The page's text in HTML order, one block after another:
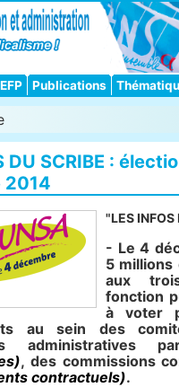
Publications
DU SCRIBE :
2014
"LES INFOS
- Le 4
5 millions
aux
fonction
à voter
au sein des
administratives
, des commissions
contractuels).